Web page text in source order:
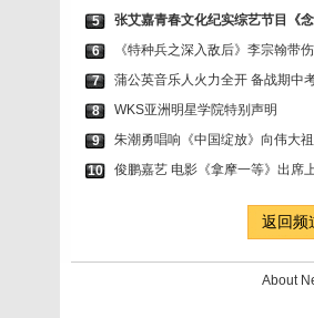
5
张艾嘉青春文化纪实综艺节目《念
6
《特种兵之深入敌后》李宗翰带
7
蒲公英音乐人火力全开 备战期中
8
WKS亚洲明星学院特别声明
9
朱潮勇唱响《中国绽放》向伟大
10
俊鹏嘉艺 电影《拿摩一等》出席
返回频
About